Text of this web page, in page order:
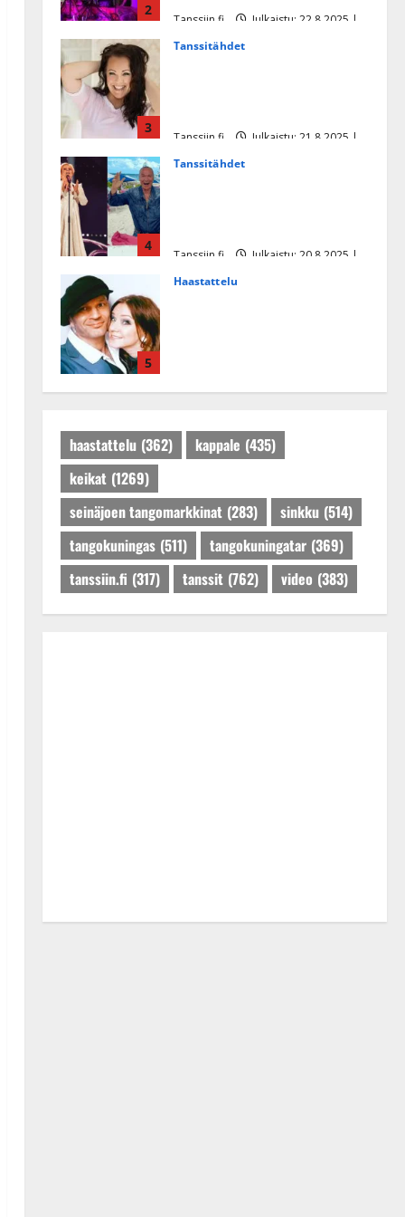
2
Tanssiin.fi
Julkaistu: 22.8.2025 |
3
Tanssitähdet
Tanssiin.fi
Julkaistu: 21.8.2025 |
4
Tanssitähdet
Tanssiin.fi
Julkaistu: 20.8.2025 |
5
Haastattelu
Tanssiin.fi
Julkaistu: 27.4.2025 |
haastattelu (362) kappale (435)
keikat (1269)
seinäjoen tangomarkkinat (283) sinkku (514)
tangokuningas (511) tangokuningatar (369)
tanssiin.fi (317) tanssit (762) video (383)